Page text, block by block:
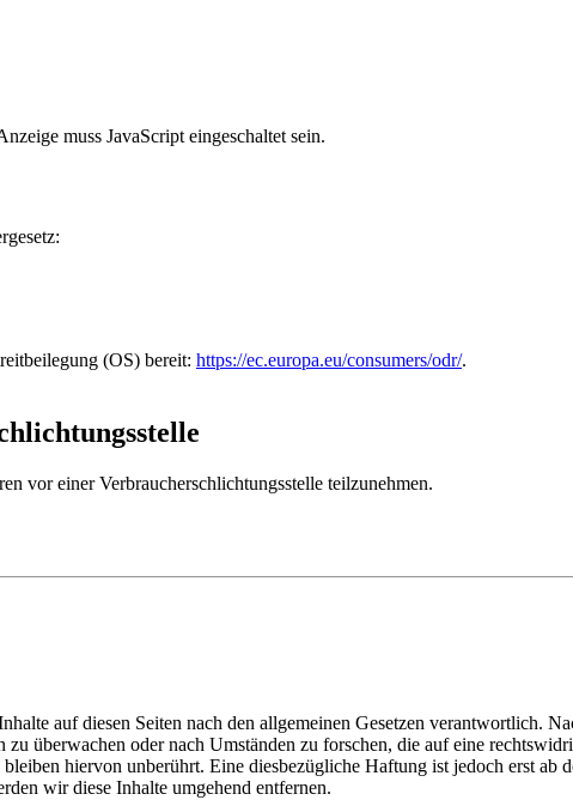
muss JavaScript eingeschaltet sein.
(OS) bereit: https://ec.europa.eu/consumers/odr/.
vor einer Verbraucherschlichtungsstelle teilzunehmen.
auf diesen Seiten nach den allgemeinen Gesetzen verantwortlich.
überwachen oder nach Umständen zu forschen, die auf eine
hiervon unberührt. Eine diesbezügliche Haftung ist jedoch erst
wir diese Inhalte umgehend entfernen.